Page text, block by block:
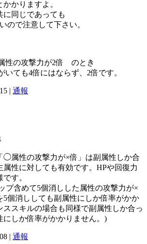
かりますよ。
に同じであっても
ので注意して下さい。
性の攻撃力が2倍 のとき
いても4倍にはならず、2倍です。
| 通報
◯属性の攻撃力が×倍」は副属性しか合
属性に対しても有効です。HPや回復力
す。
プ含めて5個消しした属性の攻撃力が×
5個消ししても副属性にしか倍率がかか
ススキルの場合も同様で副属性しか合っ
にしか倍率がかかりません。)
| 通報